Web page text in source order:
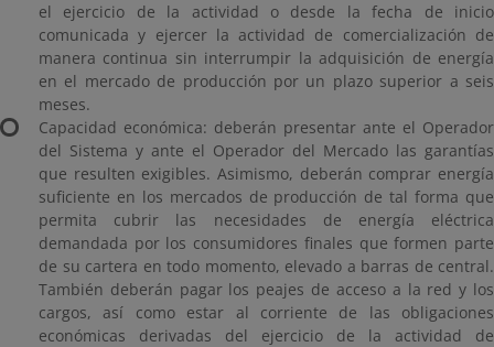
el ejercicio de la actividad o desde la fecha de inicio
comunicada y ejercer la actividad de comercialización de
manera continua sin interrumpir la adquisición de energía
en el mercado de producción por un plazo superior a seis
meses.
Capacidad económica: deberán presentar ante el Operador
del Sistema y ante el Operador del Mercado las garantías
que resulten exigibles. Asimismo, deberán comprar energía
suficiente en los mercados de producción de tal forma que
permita cubrir las necesidades de energía eléctrica
demandada por los consumidores finales que formen parte
de su cartera en todo momento, elevado a barras de central.
También deberán pagar los peajes de acceso a la red y los
cargos, así como estar al corriente de las obligaciones
económicas derivadas del ejercicio de la actividad de